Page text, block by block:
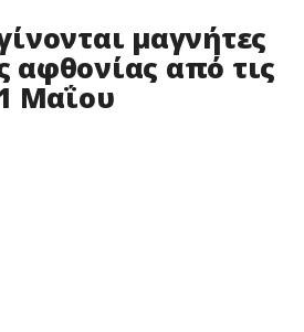
μαγνήτες
αφθονίας από τις
Μαΐου